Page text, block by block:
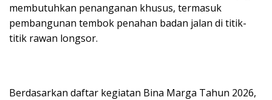
membutuhkan penanganan khusus, termasuk
pembangunan tembok penahan badan jalan di titik-
titik rawan longsor.
Berdasarkan daftar kegiatan Bina Marga Tahun 2026,